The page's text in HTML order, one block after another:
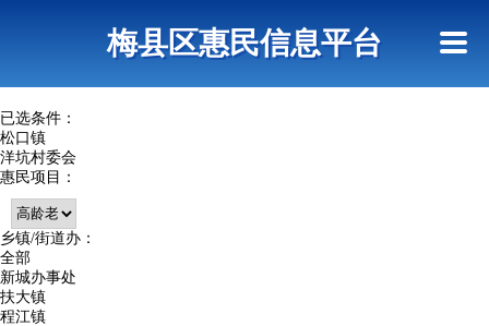
查询指引梅县区惠民信息平台
已选条件：
松口镇
洋坑村委会
惠民项目：
乡镇/街道办：
全部
新城办事处
扶大镇
程江镇